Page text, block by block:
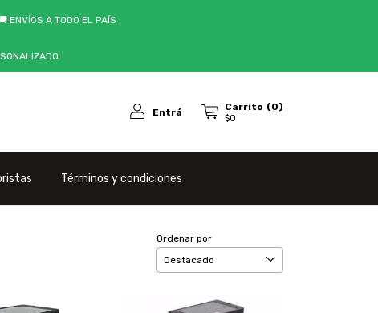
ENVÍOS A TODO EL PAÍS
Entrá Carrito (0)
$0
Términos y condiciones
Ordenar por